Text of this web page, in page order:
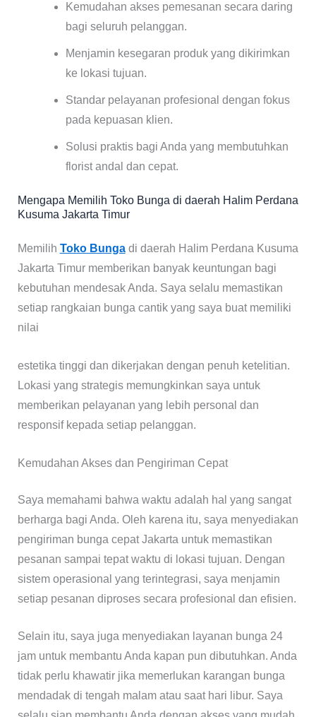
Kemudahan akses pemesanan secara daring
bagi seluruh pelanggan.
Menjamin kesegaran produk yang dikirimkan
ke lokasi tujuan.
Standar pelayanan profesional dengan fokus
pada kepuasan klien.
Solusi praktis bagi Anda yang membutuhkan
florist andal dan cepat.
Mengapa Memilih Toko Bunga di daerah Halim Perdana
Kusuma Jakarta Timur
Memilih Toko Bungadi daerah Halim Perdana Kusuma
Jakarta Timur memberikan banyak keuntungan bagi
kebutuhan mendesak Anda. Saya selalu memastikan
setiap rangkaian bunga cantik yang saya buat memiliki
nilai
estetika tinggi dan dikerjakan dengan penuh ketelitian.
Lokasi yang strategis memungkinkan saya untuk
memberikan pelayanan yang lebih personal dan
responsif kepada setiap pelanggan.
Kemudahan Akses dan Pengiriman Cepat
Saya memahami bahwa waktu adalah hal yang sangat
berharga bagi Anda. Oleh karena itu, saya menyediakan
pengiriman bunga cepat Jakarta untuk memastikan
pesanan sampai tepat waktu di lokasi tujuan. Dengan
sistem operasional yang terintegrasi, saya menjamin
setiap pesanan diproses secara profesional dan efisien.
Selain itu, saya juga menyediakan layanan bunga 24
jam untuk membantu Anda kapan pun dibutuhkan. Anda
tidak perlu khawatir jika memerlukan karangan bunga
mendadak di tengah malam atau saat hari libur. Saya